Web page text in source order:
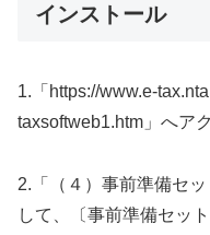
インストール
1.「https://www.e-
taxsoftweb1.htm」へア
2.「（４）事前準備セ
して、〔事前準備セッ